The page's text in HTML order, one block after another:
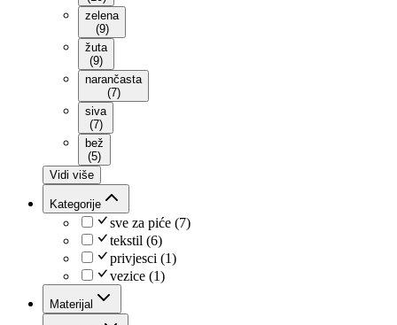
zelena
(9)
žuta
(9)
narančasta
(7)
siva
(7)
bež
(5)
Vidi više
Kategorije
sve za piće (7)
tekstil (6)
privjesci (1)
vezice (1)
Materijal